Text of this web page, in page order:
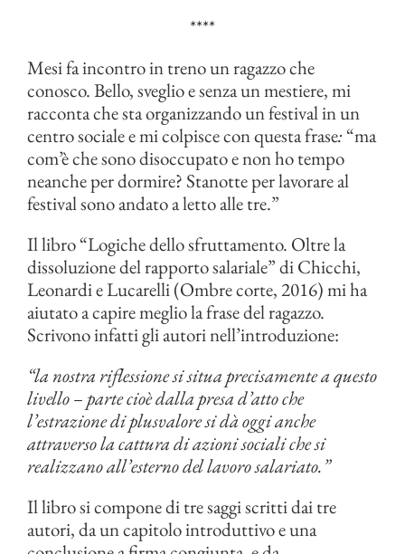
****
Mesi fa incontro in treno un ragazzo che
conosco. Bello, sveglio e senza un mestiere, mi
racconta che sta organizzando un festival in un
centro sociale e mi colpisce con questa frase: “ma
com’è che sono disoccupato e non ho tempo
neanche per dormire? Stanotte per lavorare al
festival sono andato a letto alle tre.”
Il libro “Logiche dello sfruttamento. Oltre la
dissoluzione del rapporto salariale” di Chicchi,
Leonardi e Lucarelli (Ombre corte, 2016) mi ha
aiutato a capire meglio la frase del ragazzo.
Scrivono infatti gli autori nell’introduzione:
“la nostra riflessione si situa precisamente a questo
livello – parte cioè dalla presa d’atto che
l’estrazione di plusvalore si dà oggi anche
attraverso la cattura di azioni sociali che si
realizzano all’esterno del lavoro salariato.”
Il libro si compone di tre saggi scritti dai tre
autori, da un capitolo introduttivo e una